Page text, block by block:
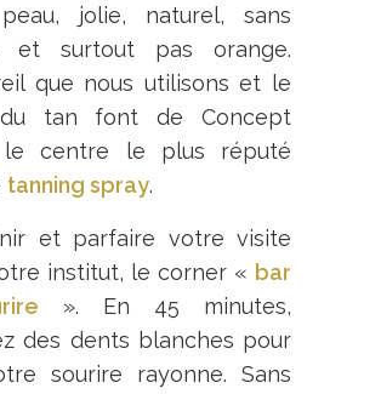
jolie, naturel, sans
et surtout pas orange.
que nous utilisons et le
tan font de Concept
le centre le plus réputé
tanning spray.
et parfaire votre visite
institut, le corner « bar
». En 45 minutes,
des dents blanches pour
sourire rayonne. Sans